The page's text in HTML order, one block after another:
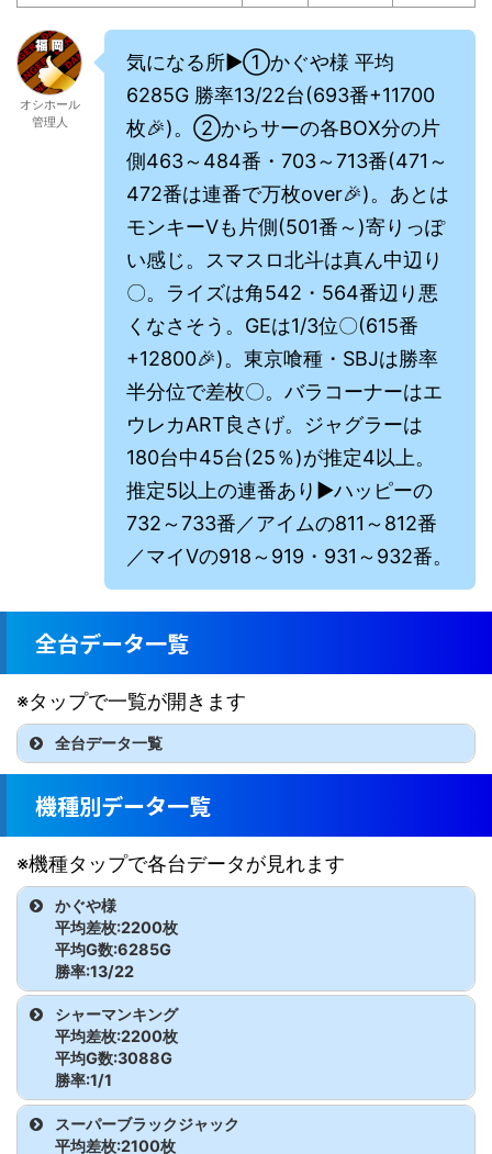
オシホール
管理人
気になる所▶①かぐや様 平均
6285G 勝率13/22台(693番+11700
枚🎉)。②からサーの各BOX分の片
側463～484番・703～713番(471～
472番は連番で万枚over🎉)。あとは
モンキーⅤも片側(501番～)寄りっぽ
い感じ。スマスロ北斗は真ん中辺り
〇。ライズは角542・564番辺り悪
くなさそう。GEは1/3位〇(615番
+12800🎉)。東京喰種・SBJは勝率
半分位で差枚〇。バラコーナーはエ
ウレカART良さげ。ジャグラーは
180台中45台(25％)が推定4以上。
推定5以上の連番あり▶ハッピーの
732～733番／アイムの811～812番
／マイⅤの918～919・931～932番。
全台データ一覧
※タップで一覧が開きます
全台データ一覧
からくりサーカス 442 2,356
からくりサーカス
からくりサーカス
からくりサーカス
からくりサーカス
からくりサーカス
機種別データ一覧
※機種タップで各台データが見れます
かぐや様
平均差枚:2200枚
平均G数:6285G
勝率:13/22
機種名
かぐや様
かぐや様 682 4,285 -2,500
シャーマンキング
平均差枚:2200枚
平均G数:3088G
勝率:1/1
機種名
スーパーブラックジャック
平均差枚:2100枚